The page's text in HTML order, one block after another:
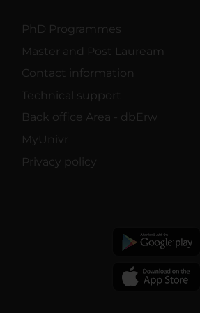
PhD Programmes
Master and Post Lauream
Contact information
Technical support
Back office Area - dbErw
MyUnivr
Privacy policy